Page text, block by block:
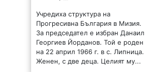
Прогресивна България в Мизия.
За председател е избран Данаил
Георгиев Йорданов. Той е роден
на 22 април 1966 г. в с. Липница.
Женен, с две деца. Целият му...